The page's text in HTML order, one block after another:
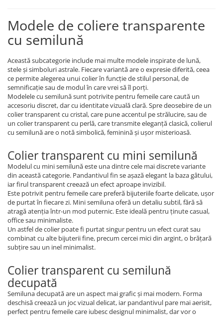
Modele de coliere transparente
cu semilună
Această subcategorie include mai multe modele inspirate de lună,
stele și simboluri astrale. Fiecare variantă are o expresie diferită, ceea
ce permite alegerea unui colier în funcție de stilul personal, de
semnificație sau de modul în care vrei să îl porți.
Modelele cu semilună sunt potrivite pentru femeile care caută un
accesoriu discret, dar cu identitate vizuală clară. Spre deosebire de un
colier transparent cu cristal, care pune accentul pe strălucire, sau de
un colier transparent cu perlă, care transmite eleganță clasică, colierul
cu semilună are o notă simbolică, feminină și ușor misterioasă.
Colier transparent cu mini semilună
Modelul cu mini semilună este una dintre cele mai discrete variante
din această categorie. Pandantivul fin se așază elegant la baza gâtului,
iar firul transparent creează un efect aproape invizibil.
Este potrivit pentru femeile care preferă bijuteriile foarte delicate, ușor
de purtat în fiecare zi. Mini semiluna oferă un detaliu subtil, fără să
atragă atenția într-un mod puternic. Este ideală pentru ținute casual,
office sau minimaliste.
Un astfel de colier poate fi purtat singur pentru un efect curat sau
combinat cu alte bijuterii fine, precum cercei mici din argint, o brățară
subțire sau un inel minimalist.
Colier transparent cu semilună
decupată
Semiluna decupată are un aspect mai grafic și mai modern. Forma
deschisă creează un joc vizual delicat, iar pandantivul pare mai aerisit,
perfect pentru femeile care iubesc designul minimalist, dar vor o